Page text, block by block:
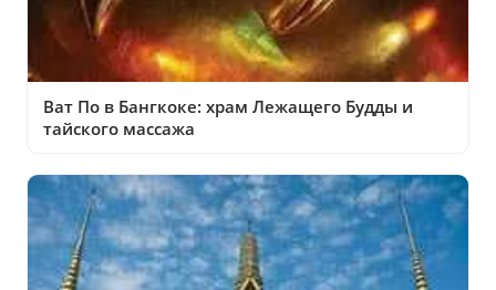
Ват По в Бангкоке: храм Лежащего Будды и
тайского массажа